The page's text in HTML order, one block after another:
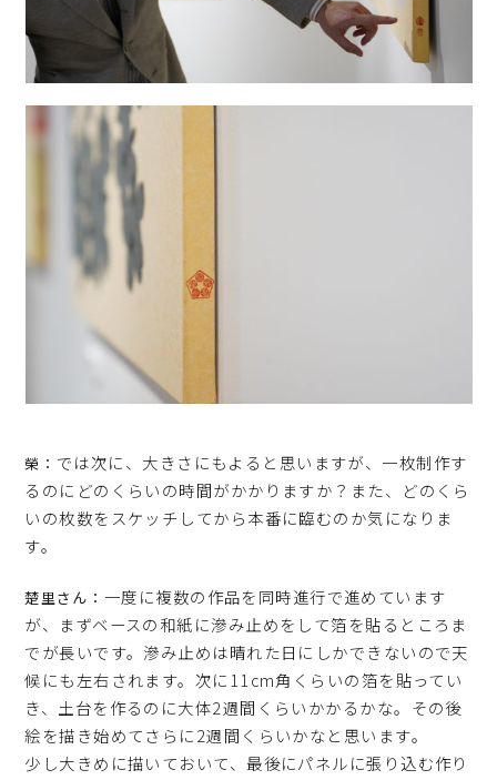
榮： では次に、大きさにもよると思いますが、一枚制作す
るのにどのくらいの時間がかかりますか？また、どのくら
いの枚数をスケッチしてから本番に臨むのか気になりま
す。
楚里さん： 一度に複数の作品を同時進行で進めています
が、まずベースの和紙に滲み止めをして箔を貼るところま
でが長いです。滲み止めは晴れた日にしかできないので天
候にも左右されます。次に11cm角くらいの箔を貼ってい
き、土台を作るのに大体2週間くらいかかるかな。その後
絵を描き始めてさらに2週間くらいかなと思います。
少し大きめに描いておいて、最後にパネルに張り込む作り